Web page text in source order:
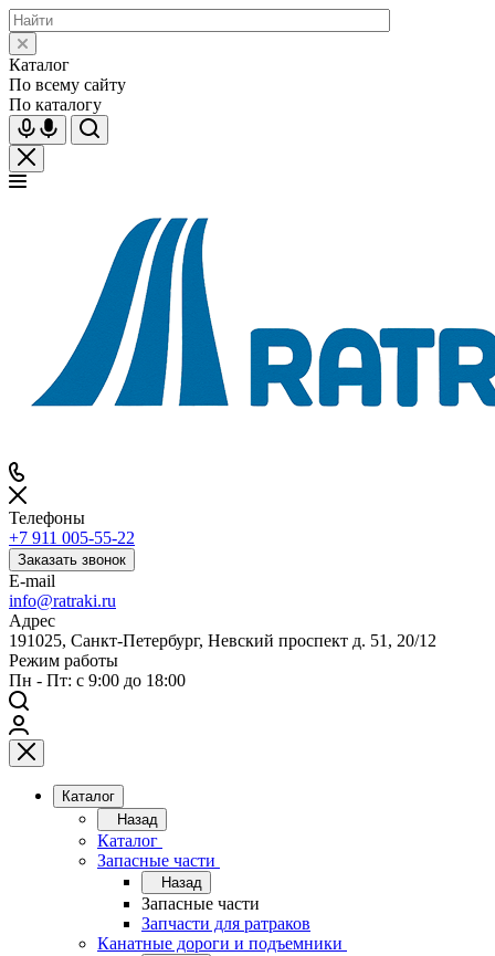
Каталог
По всему сайту
По каталогу
Телефоны
+7 911 005-55-22
Заказать звонок
E-mail
info@ratraki.ru
Адрес
191025, Санкт-Петербург, Невский проспект д. 51, 20/12
Режим работы
Пн - Пт: с 9:00 до 18:00
Каталог
Назад
Каталог
Запасные части
Назад
Запасные части
Запчасти для ратраков
Канатные дороги и подъемники